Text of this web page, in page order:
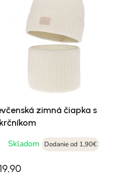
zimná čiapka s
Skladom Dodanie od 1,90€